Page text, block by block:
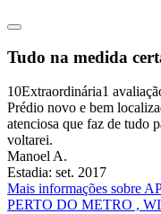
Tudo na medida
10Extraordinária1
Prédio novo e bem
atenciosa que faz de tudo
voltarei.
Manoel A.
Estadia: set. 2017
Mais informações sobre
PERTO DO METRO ,